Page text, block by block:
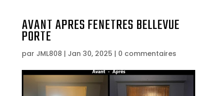
AVANT APRES FENETRES BELLEVUE
PORTE
par JML808 | Jan 30, 2025 | 0 commentaires